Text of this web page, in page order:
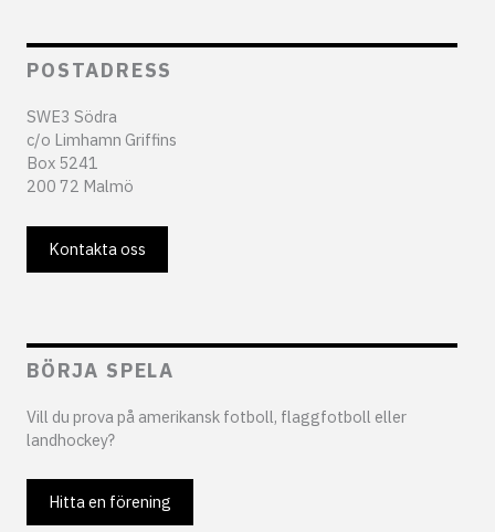
POSTADRESS
SWE3 Södra
c/o Limhamn Griffins
Box 5241
200 72 Malmö
Kontakta oss
BÖRJA SPELA
Vill du prova på amerikansk fotboll, flaggfotboll eller
landhockey?
Hitta en förening